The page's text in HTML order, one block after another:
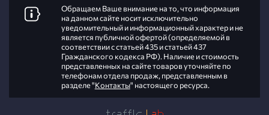
Обращаем Ваше внимание на то, что информация
на данном сайте носит исключительно
уведомительный и информационный характер и не
является публичной офертой (определяемой в
соответствии с статьей 435 и статьей 437
Гражданского кодекса РФ). Наличие и стоимость
представленных на сайте товаров уточняйте по
телефонам отдела продаж, представленным в
разделе "Контакты" настоящего ресурса.